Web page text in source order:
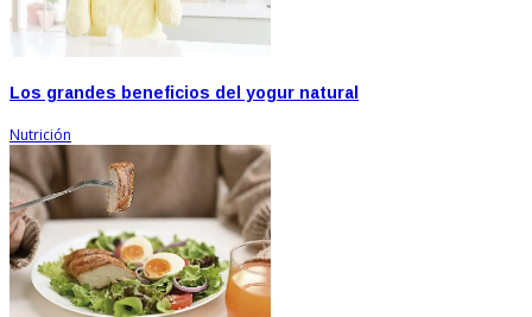
Los grandes beneficios del yogur natural
Nutrición